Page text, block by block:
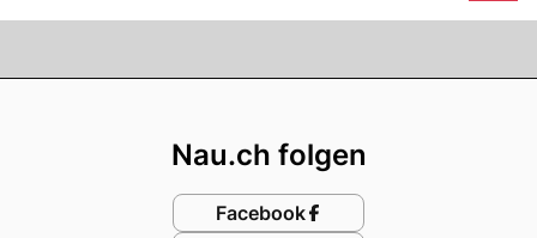
Nau.ch folgen
Facebook